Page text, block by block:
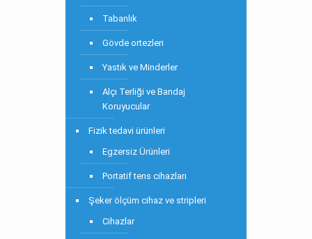
Tabanlık
Gövde ortezleri
Yastık ve Minderler
Alçı Terliği ve Bandaj
Koruyucular
Fizik tedavi ürünleri
Egzersiz Ürünleri
Portatif tens cihazları
Şeker ölçüm cihaz ve stripleri
Cihazlar